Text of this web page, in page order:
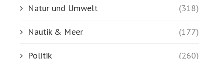
Natur und Umwelt (318)
Nautik & Meer (177)
Politik (260)